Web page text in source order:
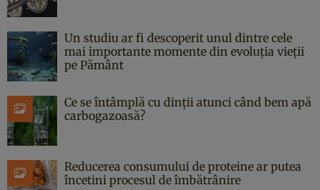
Un studiu ar fi descoperit unul dintre cele
mai importante momente din evoluția vieții
pe Pământ
Ce se întâmplă cu dinții atunci când bem apă
carbogazoasă?
Reducerea consumului de proteine ar putea
încetini procesul de îmbătrânire